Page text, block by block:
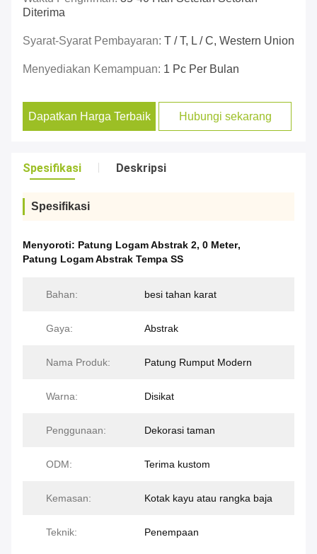
Diterima
Syarat-Syarat Pembayaran: T / T, L / C, Western Union
Menyediakan Kemampuan: 1 Pc Per Bulan
Dapatkan Harga Terbaik Hubungi sekarang
Spesifikasi Deskripsi
Spesifikasi
Menyoroti: Patung Logam Abstrak 2, 0 Meter,
Patung Logam Abstrak Tempa SS
Bahan: besi tahan karat
Gaya: Abstrak
Nama Produk: Patung Rumput Modern
Warna: Disikat
Penggunaan: Dekorasi taman
ODM: Terima kustom
Kemasan: Kotak kayu atau rangka baja
Teknik: Penempaan